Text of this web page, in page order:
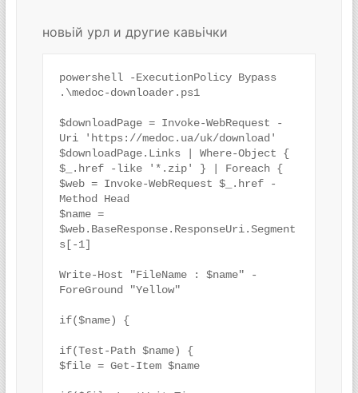
новьій урл и другие кавьічки
powershell -ExecutionPolicy Bypass
.\medoc-downloader.ps1
$downloadPage = Invoke-WebRequest -
Uri 'https://medoc.ua/uk/download'
$downloadPage.Links | Where-Object {
$_.href -like '*.zip' } | Foreach {
$web = Invoke-WebRequest $_.href -
Method Head
$name =
$web.BaseResponse.ResponseUri.Segment
s[-1]
Write-Host "FileName : $name" -
ForeGround "Yellow"
if($name) {
if(Test-Path $name) {
$file = Get-Item $name